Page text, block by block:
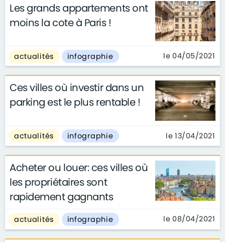
Les grands appartements ont
moins la cote à Paris !
actualités infographie le 04/05/2021
Ces villes où investir dans un
parking est le plus rentable !
actualités infographie le 13/04/2021
Acheter ou louer: ces villes où
les propriétaires sont
rapidement gagnants
actualités infographie le 08/04/2021